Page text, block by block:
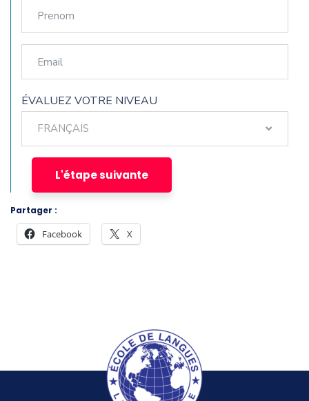
ÉVALUEZ VOTRE NIVEAU
FRANÇAIS
Partager :
Facebook X